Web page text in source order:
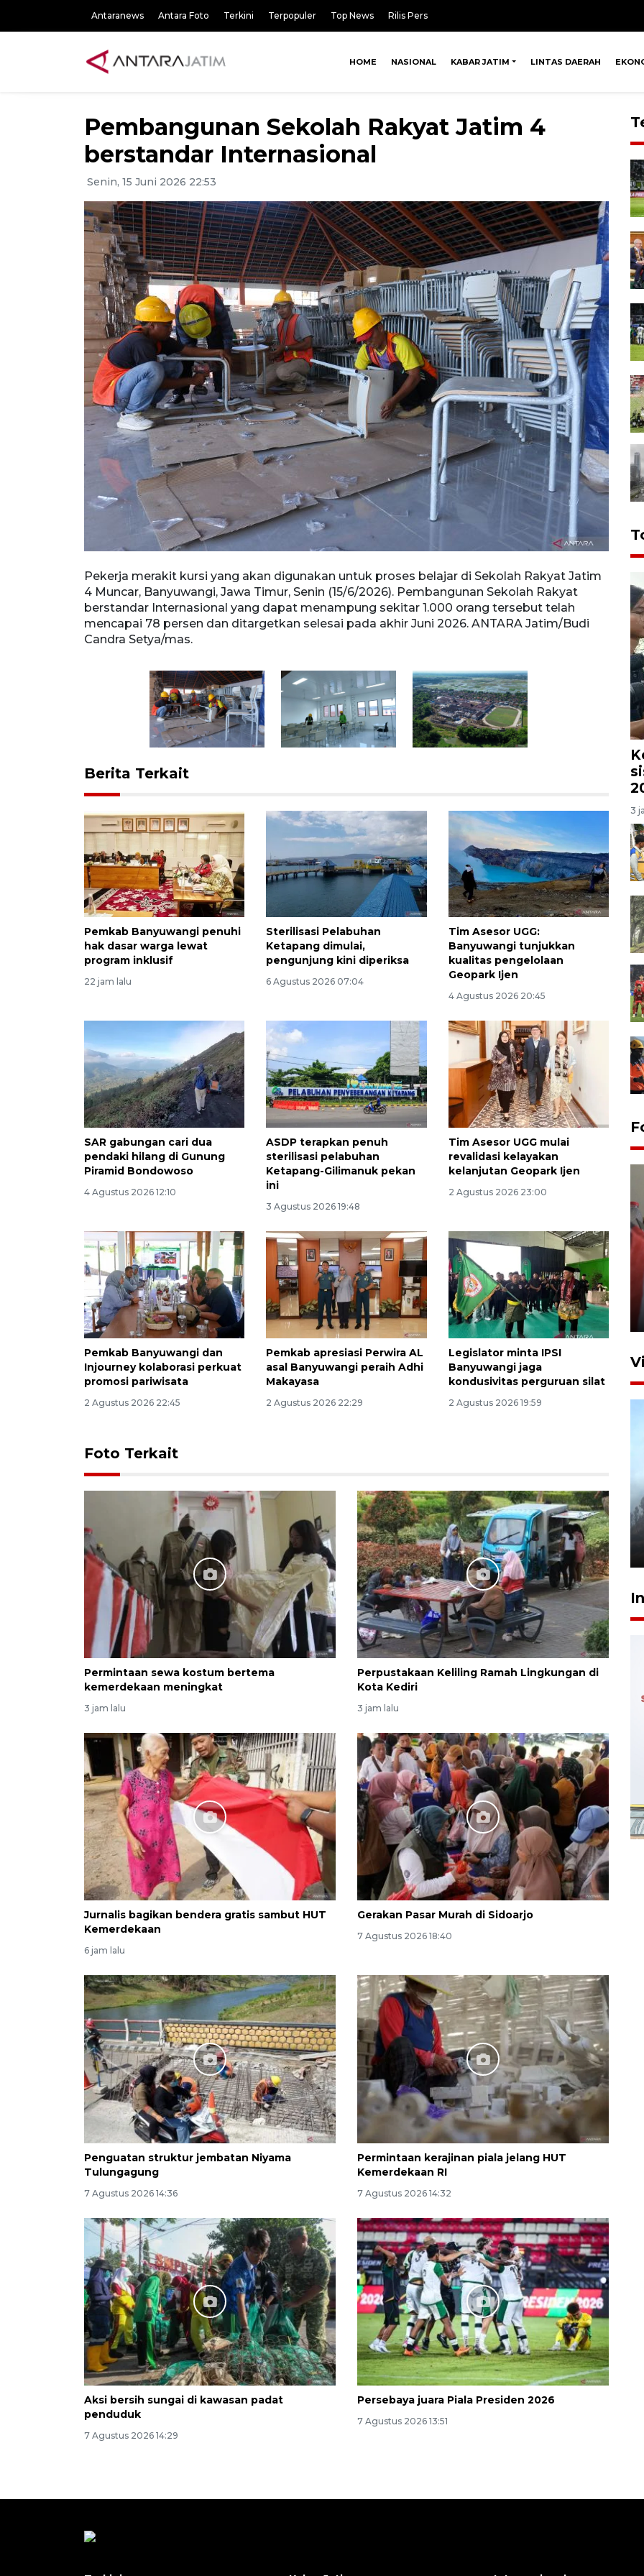
Antaranews Antara Foto Terkini Terpopuler Top News Rilis Pers
HOME NASIONAL KABAR JATIM LINTAS DAERAH
Pembangunan Sekolah Rakyat Jatim 4
berstandar Internasional
Senin, 15 Juni 2026 22:53
Pekerja merakit kursi yang akan digunakan untuk proses belajar di Sekolah Rakyat Jatim
4 Muncar, Banyuwangi, Jawa Timur, Senin (15/6/2026). Pembangunan Sekolah Rakyat
berstandar Internasional yang dapat menampung sekitar 1.000 orang tersebut telah
mencapai 78 persen dan ditargetkan selesai pada akhir Juni 2026. ANTARA Jatim/Budi
Candra Setya/mas.
di
Berita Terkait
Pemkab Banyuwangi penuhi
hak dasar warga lewat
program inklusif
22 jam lalu
Sterilisasi Pelabuhan
Ketapang dimulai,
pengunjung kini diperiksa
6 Agustus 2026 07:04
Tim Asesor UGG:
Banyuwangi tunjukkan
kualitas pengelolaan
Geopark Ijen
4 Agustus 2026 20:45
SAR gabungan cari dua
pendaki hilang di Gunung
Piramid Bondowoso
4 Agustus 2026 12:10
ASDP terapkan penuh
sterilisasi pelabuhan
Ketapang-Gilimanuk pekan
ini
3 Agustus 2026 19:48
Tim Asesor UGG mulai
revalidasi kelayakan
kelanjutan Geopark Ijen
2 Agustus 2026 23:00
Pemkab Banyuwangi dan
Injourney kolaborasi perkuat
promosi pariwisata
2 Agustus 2026 22:45
Pemkab apresiasi Perwira AL
asal Banyuwangi peraih Adhi
Makayasa
2 Agustus 2026 22:29
Legislator minta IPSI
Banyuwangi jaga
kondusivitas perguruan silat
2 Agustus 2026 19:59
Foto Terkait
Permintaan sewa kostum bertema
kemerdekaan meningkat
3 jam lalu
Perpustakaan Keliling Ramah Lingkungan di
Kota Kediri
3 jam lalu
Jurnalis bagikan bendera gratis sambut HUT
Kemerdekaan
6 jam lalu
Gerakan Pasar Murah di Sidoarjo
7 Agustus 2026 18:40
Penguatan struktur jembatan Niyama
Tulungagung
7 Agustus 2026 14:36
Permintaan kerajinan piala jelang HUT
Kemerdekaan RI
7 Agustus 2026 14:32
Aksi bersih sungai di kawasan padat
penduduk
7 Agustus 2026 14:29
Persebaya juara Piala Presiden 2026
7 Agustus 2026 13:51
3
Penguatan struktur jembatan
Niyama Tulungagung
7 Agustus 2026 14:36
BPBD Jatim kerahkan "Drone
Water Spray" bantu padamkan
kebakaran Bromo
6 Agustus 2026 18:23
160 ribu sambungan baru
jaringan gas 2026
2026-08-07 18:00:00